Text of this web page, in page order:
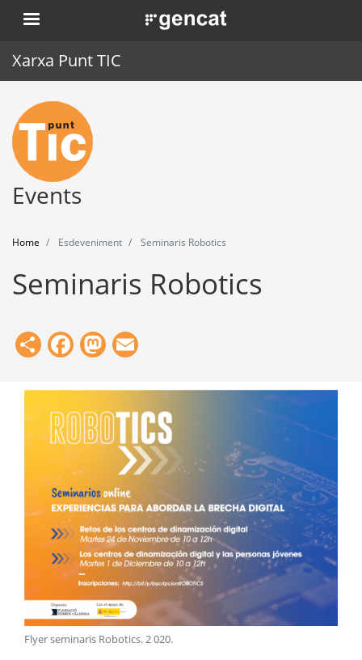
Skip
to
. Obre en una nova finestra.
Xarxa Punt TIC
Home
Punt TIC
News
Tools
Events
Home Esdeveniment Seminaris Robotics
Seminaris Robotics
ShareFacebook
Mastodon
Flyer seminaris Robotics.2 020.